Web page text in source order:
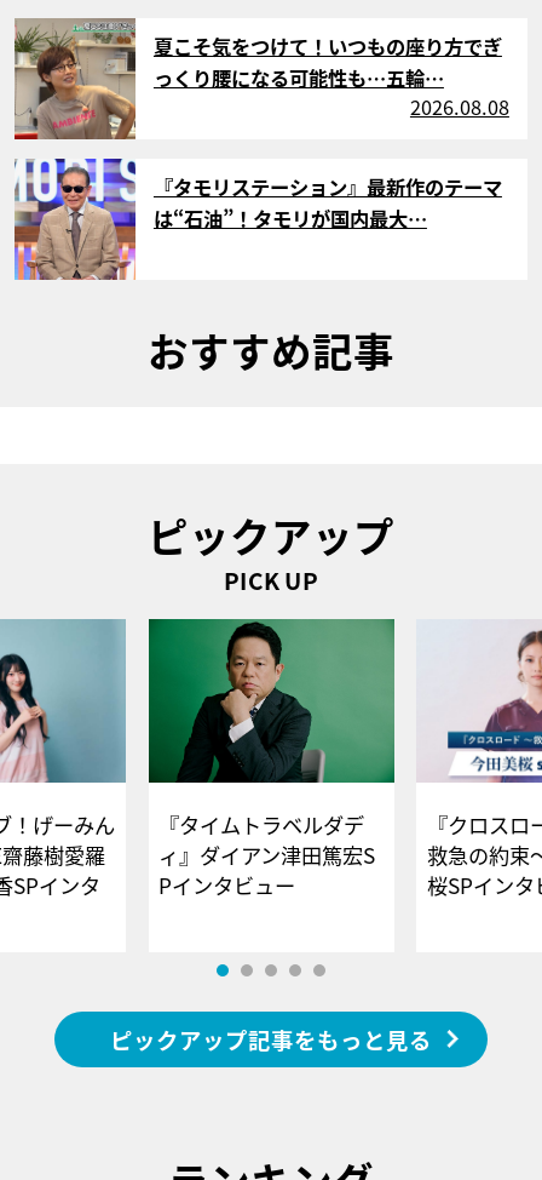
サムネイル
夏こそ気をつけて！いつもの座り方でぎ
っくり腰になる可能性も…五輪…
2026.08.08
サムネイル
『タモリステーション』最新作のテーマ
は“石油”！タモリが国内最大…
おすすめ記事
ピックアップ
PICK UP
！げーみん
藤樹愛羅
SPインタ
『タイムトラベルダデ
ィ』ダイアン津田篤宏S
Pインタビュー
『クロス
救急の約束
桜SPイ
ピックアップ記事をもっと見る